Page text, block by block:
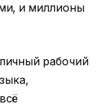
и миллионы
рабочий